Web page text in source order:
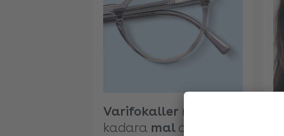
Varifokaller ne
kadara mal olur?